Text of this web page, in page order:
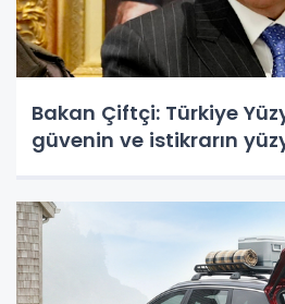
Bakan Çiftçi: Türkiye
güvenin ve istikrarın